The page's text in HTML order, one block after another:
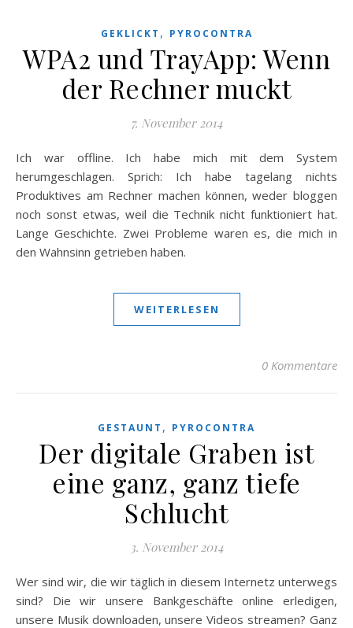
GEKLICKT , PYROCONTRA
WPA2 und TrayApp: Wenn
der Rechner muckt
7. November 2014
Ich war offline. Ich habe mich mit dem System
herumgeschlagen. Sprich: Ich habe tagelang nichts
Produktives am Rechner machen können, weder bloggen
noch sonst etwas, weil die Technik nicht funktioniert hat.
Lange Geschichte. Zwei Probleme waren es, die mich in
den Wahnsinn getrieben haben.
WEITERLESEN
0 Kommentare
GESTAUNT , PYROCONTRA
Der digitale Graben ist
eine ganz, ganz tiefe
Schlucht
3. November 2014
Wer sind wir, die wir täglich in diesem Internetz unterwegs
sind? Die wir unsere Bankgeschäfte online erledigen,
unsere Musik downloaden, unsere Videos streamen? Ganz